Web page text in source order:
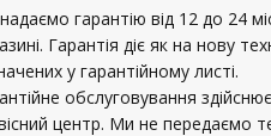
гарантію від 12 до 24
Гарантія діє як на нову
у гарантійному листі.
обслуговування
центр. Ми не передаємо